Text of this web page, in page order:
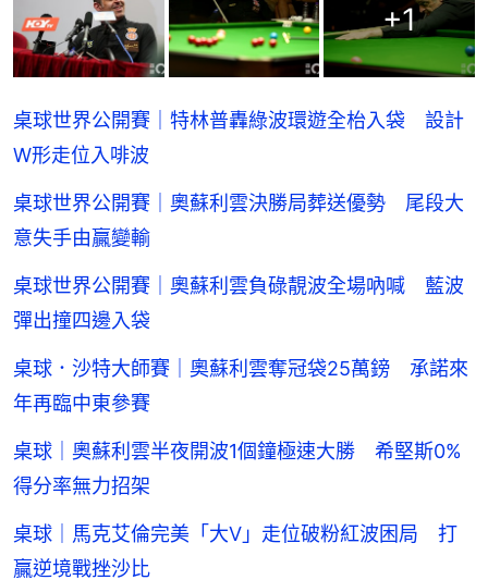
+1
桌球世界公開賽｜特林普轟綠波環遊全枱入袋 設計
W形走位入啡波
桌球世界公開賽｜奧蘇利雲決勝局葬送優勢 尾段大
意失手由贏變輸
桌球世界公開賽｜奧蘇利雲負碌靚波全場吶喊 藍波
彈出撞四邊入袋
桌球．沙特大師賽｜奧蘇利雲奪冠袋25萬鎊 承諾來
年再臨中東參賽
桌球｜奧蘇利雲半夜開波1個鐘極速大勝 希堅斯0%
得分率無力招架
桌球｜馬克艾倫完美「大V」走位破粉紅波困局 打
贏逆境戰挫沙比